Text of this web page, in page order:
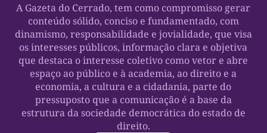
A Gazeta do Cerrado, tem como compromisso gerar
conteúdo sólido, conciso e fundamentado, com
dinamismo, responsabilidade e jovialidade, que visa
os interesses públicos, informação clara e objetiva
que destaca o interesse coletivo como vetor e abre
espaço ao público e à academia, ao direito e a
economia, a cultura e a cidadania, parte do
pressuposto que a comunicação é a base da
estrutura da sociedade democrática do estado de
direito.